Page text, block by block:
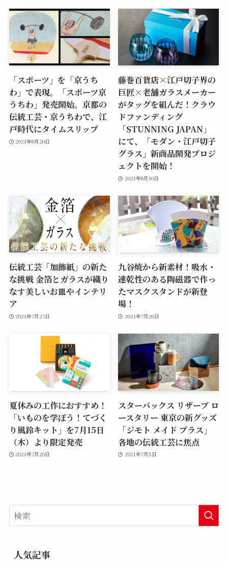
「スポーツ」を「京うち
わ」で表現。「スポーツ京
うちわ」発売開始。京都の
伝統工芸・京うちわで、江
戸時代にタイムスリップ
2021年8月20日
藤巻百貨店×江戸切子界の
巨匠×老舗ガラスメーカー
がタッグを組んだ！クラウ
ドファンディング
「STUNNING JAPAN」
にて、「モダン・江戸切子
グラス」新商品開発プロジ
ェクトを開始！
2021年8月10日
伝統工芸「加飾紙」の新た
な挑戦 金箔とガラスが織り
なす美しいお皿やインテリ
ア
2021年7月27日
九谷焼から新素材！吸水・
速乾性のある陶磁器で作っ
たマスクスタンドが新登
場！
2021年7月20日
夏休みの工作におすすめ！
「いものを学ぼう！てづく
り風鈴キット」を7月15日
（木）より限定発売
2021年7月20日
スターバックス リザーブ ロ
ースタリー 東京の新グッズ
「ジモト メイド プラス」
各地の伝統工芸に焦点
2021年7月5日
人気記事